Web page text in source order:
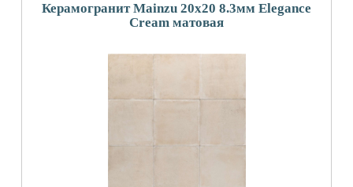
Керамогранит Mainzu 20x20 8.3мм Elegance
Cream матовая